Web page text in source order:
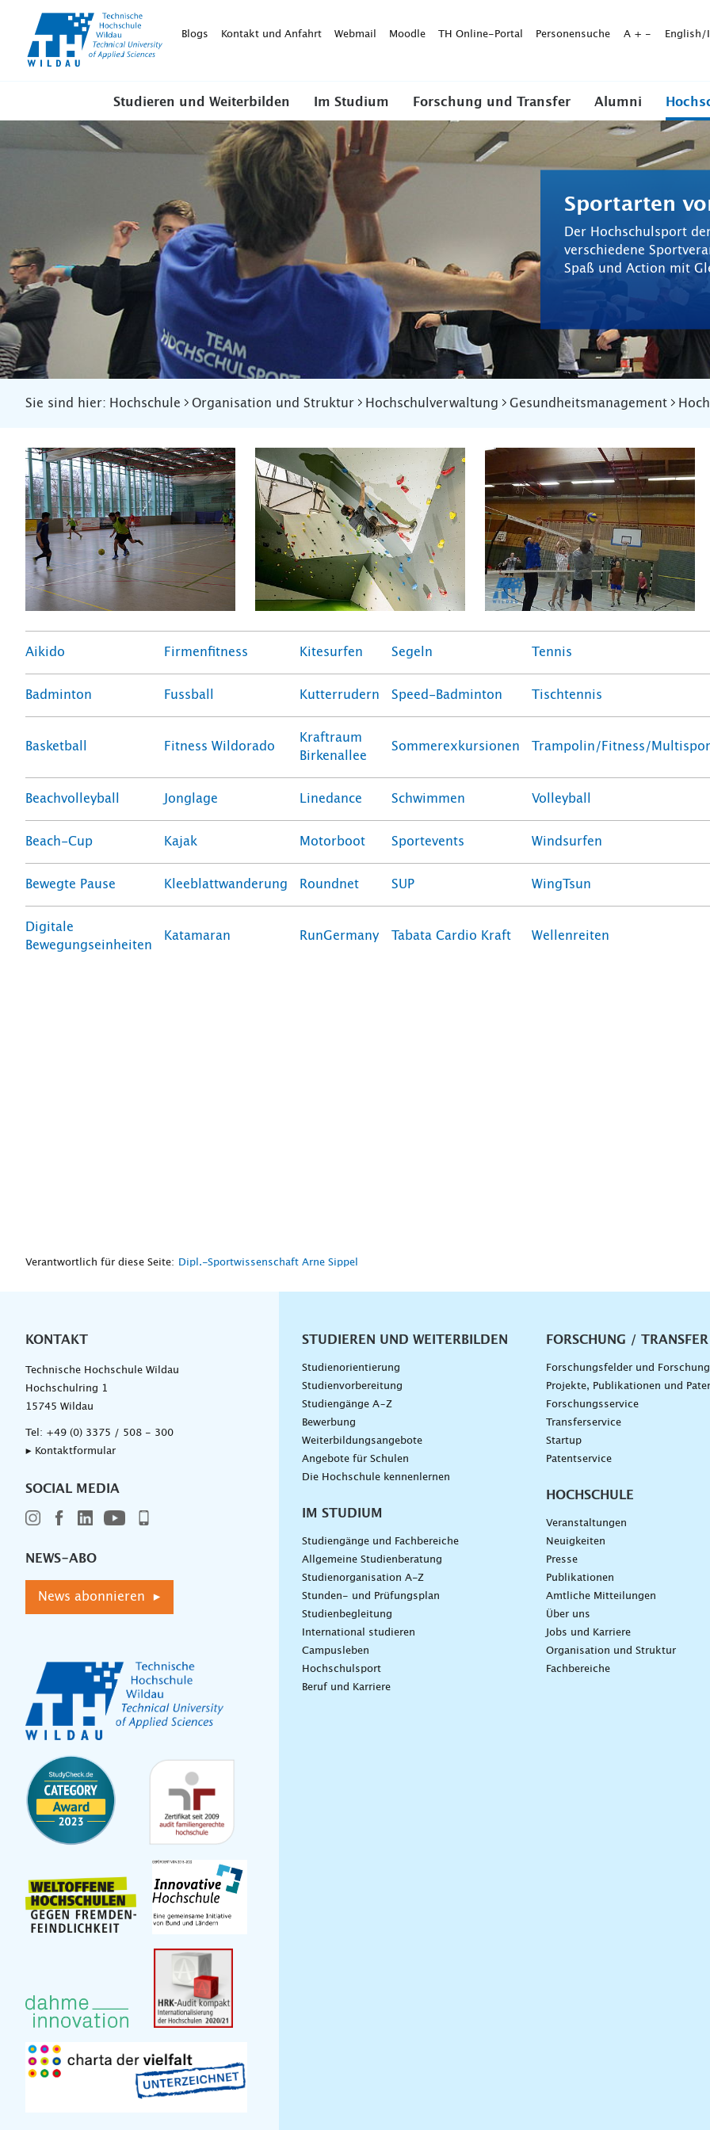
WildauBlogs Kontakt und Anfahrt Webmail Moodle TH Online-Portal Personensuche A + -
Studieren und Weiterbilden Im Studium Forschung und Transfer Alumni
Sportarten
Der Hochschulsport
verschiedene
Spaß und Action mit
Sie sind hier: Hochschule Organisation und Struktur Hochschulverwaltung Gesundheitsmanagement
Aikido Firmenfitness Kitesurfen Segeln Tennis
Badminton Fussball Kutterrudern Speed-Badminton Tischtennis
Basketball Fitness Wildorado
Kraftraum
Birkenallee
Sommerexkursionen Trampolin/Fitness/
Beachvolleyball Jonglage Linedance Schwimmen Volleyball
Beach-Cup Kajak Motorboot Sportevents Windsurfen
Bewegte Pause Kleeblattwanderung Roundnet SUP WingTsun
Digitale
Bewegungseinheiten
Katamaran RunGermany Tabata Cardio Kraft Wellenreiten
Verantwortlich für diese Seite: Dipl.-Sportwissenschaft Arne Sippel
KONTAKT
Technische Hochschule Wildau
Hochschulring 1
15745 Wildau
Tel: +49 (0) 3375 / 508 - 300
▸ Kontaktformular
SOCIAL MEDIA
NEWS-ABO
News abonnieren ▸
Unternavigation
STUDIEREN UND WEITERBILDEN
Studienorientierung
Studienvorbereitung
Studiengänge A–Z
Bewerbung
Weiterbildungsangebote
Angebote für Schulen
Die Hochschule kennenlernen
IM STUDIUM
Studiengänge und Fachbereiche
Allgemeine Studienberatung
Studienorganisation A-Z
Stunden- und Prüfungsplan
Studienbegleitung
International studieren
Campusleben
Hochschulsport
Beruf und Karriere
FORSCHUNG / TRANSFER
Forschungsfelder und
Projekte, Publikationen und
Forschungsservice
Transferservice
Startup
Patentservice
HOCHSCHULE
Veranstaltungen
Neuigkeiten
Presse
Publikationen
Amtliche Mitteilungen
Über uns
Jobs und Karriere
Organisation und Struktur
Fachbereiche